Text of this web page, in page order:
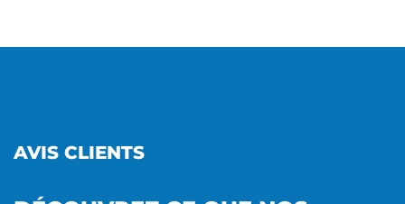
AVIS CLIENTS